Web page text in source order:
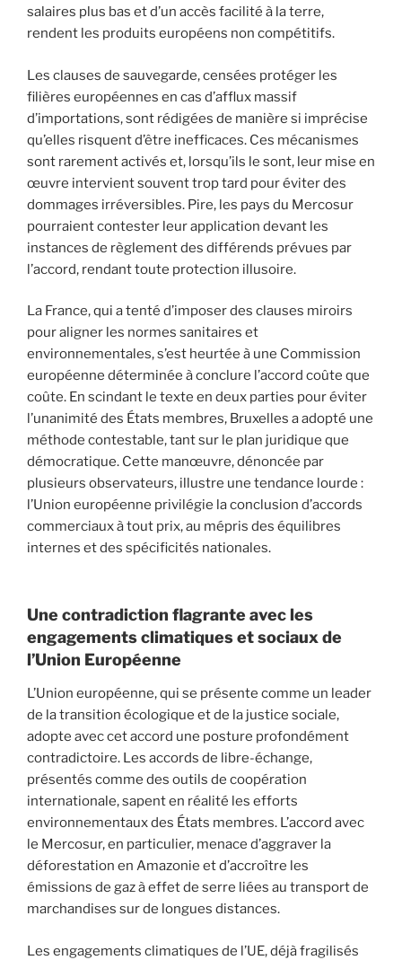
salaires plus bas et d’un accès facilité à la terre,
rendent les produits européens non compétitifs.
Les clauses de sauvegarde, censées protéger les
filières européennes en cas d’afflux massif
d’importations, sont rédigées de manière si imprécise
qu’elles risquent d’être inefficaces. Ces mécanismes
sont rarement activés et, lorsqu’ils le sont, leur mise en
œuvre intervient souvent trop tard pour éviter des
dommages irréversibles. Pire, les pays du Mercosur
pourraient contester leur application devant les
instances de règlement des différends prévues par
l’accord, rendant toute protection illusoire.
La France, qui a tenté d’imposer des clauses miroirs
pour aligner les normes sanitaires et
environnementales, s’est heurtée à une Commission
européenne déterminée à conclure l’accord coûte que
coûte. En scindant le texte en deux parties pour éviter
l’unanimité des États membres, Bruxelles a adopté une
méthode contestable, tant sur le plan juridique que
démocratique. Cette manœuvre, dénoncée par
plusieurs observateurs, illustre une tendance lourde :
l’Union européenne privilégie la conclusion d’accords
commerciaux à tout prix, au mépris des équilibres
internes et des spécificités nationales.
Une contradiction flagrante avec les
engagements climatiques et sociaux de
l’Union Européenne
L’Union européenne, qui se présente comme un leader
de la transition écologique et de la justice sociale,
adopte avec cet accord une posture profondément
contradictoire. Les accords de libre-échange,
présentés comme des outils de coopération
internationale, sapent en réalité les efforts
environnementaux des États membres. L’accord avec
le Mercosur, en particulier, menace d’aggraver la
déforestation en Amazonie et d’accroître les
émissions de gaz à effet de serre liées au transport de
marchandises sur de longues distances.
Les engagements climatiques de l’UE, déjà fragilisés